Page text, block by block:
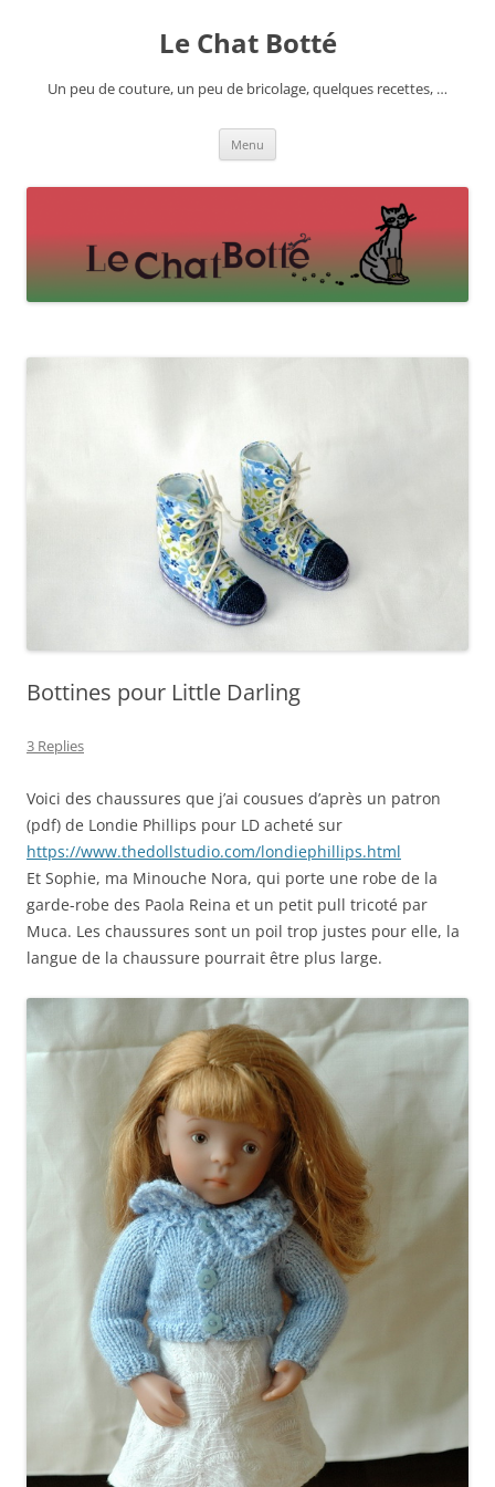
Le Chat Botté
Un peu de couture, un peu de bricolage, quelques recettes, …
Menu
Bottines pour Little Darling
3 Replies
Voici des chaussures que j’ai cousues d’après un patron
(pdf) de Londie Phillips pour LD acheté sur
https://www.thedollstudio.com/londiephillips.html
Et Sophie, ma Minouche Nora, qui porte une robe de la
garde-robe des Paola Reina et un petit pull tricoté par
Muca. Les chaussures sont un poil trop justes pour elle, la
langue de la chaussure pourrait être plus large.